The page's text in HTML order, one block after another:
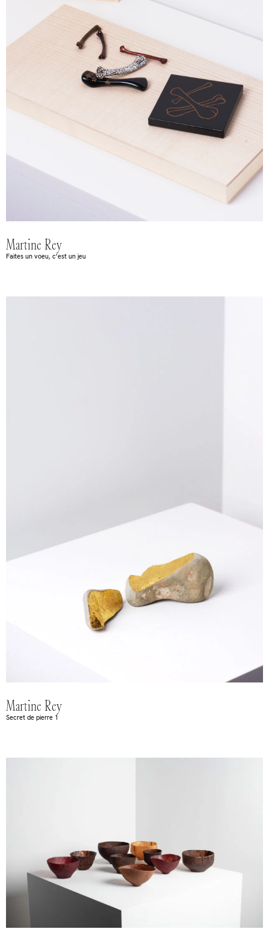
Martine Rey
Faites un voeu, c’est un jeu
Martine Rey
Secret de pierre 1